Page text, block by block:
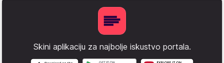
Skini aplikaciju za najbolje iskustvo portala.